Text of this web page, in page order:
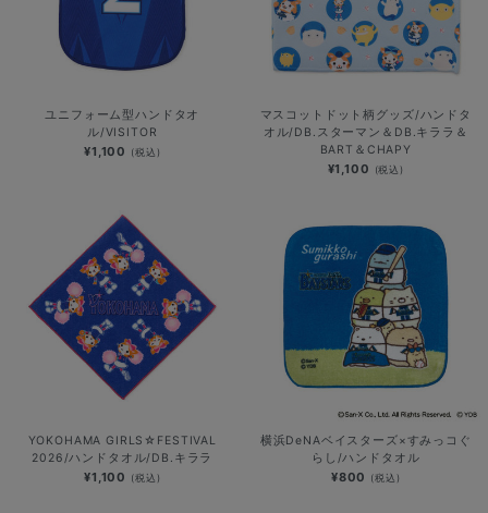
ユニフォーム型ハンドタオ
ル/VISITOR
¥1,100 (税込)
マスコットドット柄グッズ/ハンドタ
オル/DB.スターマン＆DB.キララ＆
BART＆CHAPY
¥1,100 (税込)
YOKOHAMA GIRLS☆FESTIVAL
2026/ハンドタオル/DB.キララ
¥1,100 (税込)
横浜DeNAベイスターズ×すみっコぐ
らし/ハンドタオル
¥800 (税込)